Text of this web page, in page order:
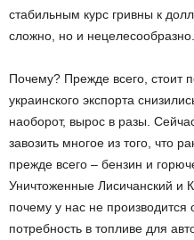
стабильным курс гривны к
сложно, но и нецелесообразно.
Почему? Прежде всего, стоит
украинского экспорта
наоборот, вырос в разы.
завозить многое из того, что
прежде всего – бензин и
Уничтоженные Лисичанский и
почему у нас не производится
потребность в топливе для